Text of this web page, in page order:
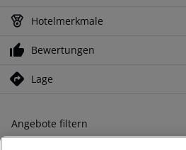
Hotelmerkmale
Bewertungen
Lage
Angebote filtern
Ändern Sie Ihre Kriterien nach